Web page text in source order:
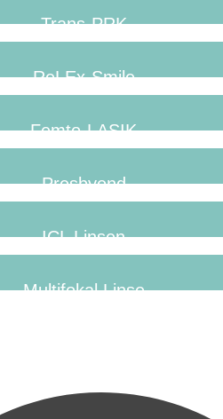
Trans-PRK
ReLEx-Smile
Femto-LASIK
Presbyond
ICL Linsen
Multifokal Linse